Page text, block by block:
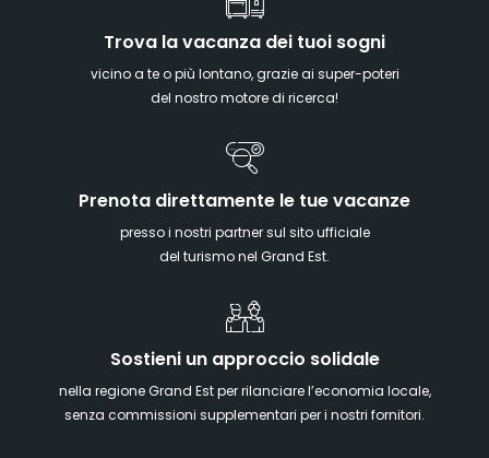
Trova la vacanza dei tuoi sogni
vicino a te o più lontano, grazie ai super-poteri
del nostro motore di ricerca!
Prenota direttamente le tue vacanze
presso i nostri partner sul sito ufficiale
del turismo nel Grand Est.
Sostieni un approccio solidale
nella regione Grand Est per rilanciare l’economia locale,
senza commissioni supplementari per i nostri fornitori.